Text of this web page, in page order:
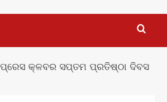
କ୍ଳବର ସପ୍ତମ ପ୍ରତିଷ୍ଠା ଦିବସ